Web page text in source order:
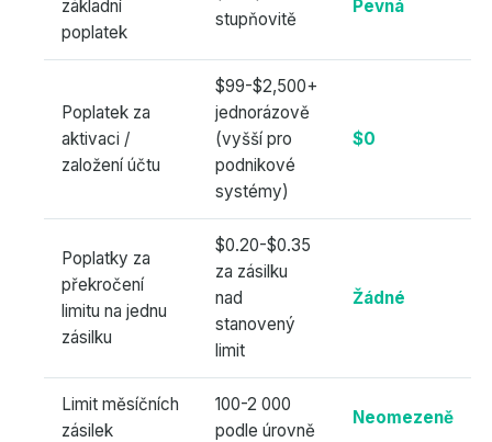
základní
poplatek
stupňovitě
Pevná
Poplatek za
aktivaci /
založení účtu
$99-$2,500+
jednorázově
(vyšší pro
podnikové
systémy)
$0
Poplatky za
překročení
limitu na jednu
zásilku
$0.20-$0.35
za zásilku
nad
stanovený
limit
Žádné
Limit měsíčních
zásilek
100-2 000
podle úrovně
Neomezeně